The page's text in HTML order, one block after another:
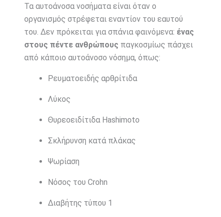
Τα αυτοάνοσα νοσήματα είναι όταν ο
οργανισμός στρέφεται εναντίον του εαυτού
του. Δεν πρόκειται για σπάνια φαινόμενα: ένας
στους πέντε ανθρώπους παγκοσμίως πάσχει
από κάποιο αυτοάνοσο νόσημα, όπως:
Ρευματοειδής αρθρίτιδα
Λύκος
Θυρεοειδίτιδα Hashimoto
Σκλήρυνση κατά πλάκας
Ψωρίαση
Νόσος του Crohn
Διαβήτης τύπου 1